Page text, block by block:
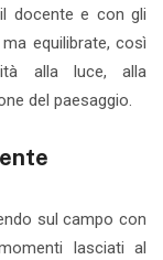
docente e con gli
equilibrate, così
alla luce, alla
del paesaggio.
sul campo con
lasciati al